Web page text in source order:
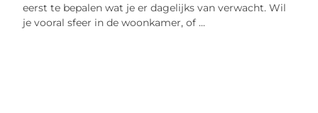
eerst te bepalen wat je er dagelijks van verwacht. Wil
je vooral sfeer in de woonkamer, of ...